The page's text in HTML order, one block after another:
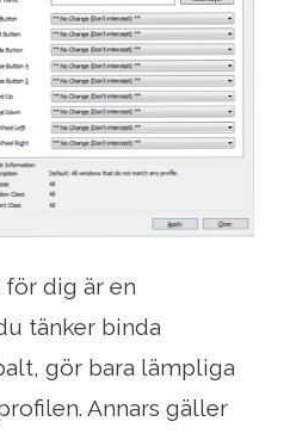
för dig är en
tänker binda
gör bara lämpliga
Annars gäller